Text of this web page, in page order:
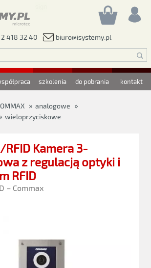
418 32 40 biuro@isystemy.pl
szkolenia do pobrania kontakt
» analogowe »
wieloprzyciskowe
RFID Kamera 3-
z regulacją optyki i
RFID
– Commax